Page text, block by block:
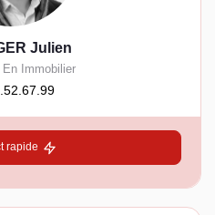
Julien
Immobilier
rapide